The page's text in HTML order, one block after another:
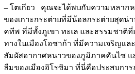
– โตเกียว คุณจะได้พบกับความหลาก
ของเกาะกระต่ายที่มีน้อลกระต่ายสุดน่
คทีพ ที่มีทั้งภูเขา ทะเล และธรรมชาติที่
ทางในเมืองโอซาก้า ที่มีความเจริญแล
สัมผัสอากาศหนาวของภูมิภาคคันไซ แ
ลืมของเมืองฮิโรซิมา ที่นี่คือประสบกา